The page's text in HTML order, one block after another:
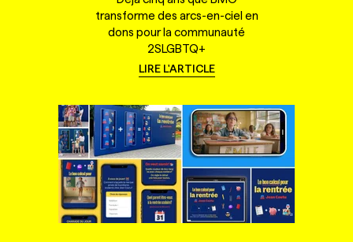
transforme des arcs-en-ciel en
dons pour la communauté
2SLGBTQ+
LIRE L'ARTICLE